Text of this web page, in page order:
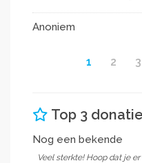
Anoniem
1 2 3
Top 3
Nog een bekende
Veel sterkte! Hoop dat je